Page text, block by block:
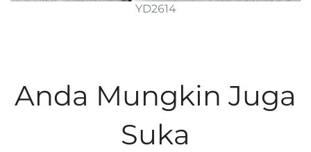
YD2614
Anda Mungkin Juga
Suka